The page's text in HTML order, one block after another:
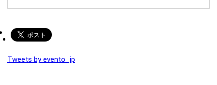
Tweets by evento_jp